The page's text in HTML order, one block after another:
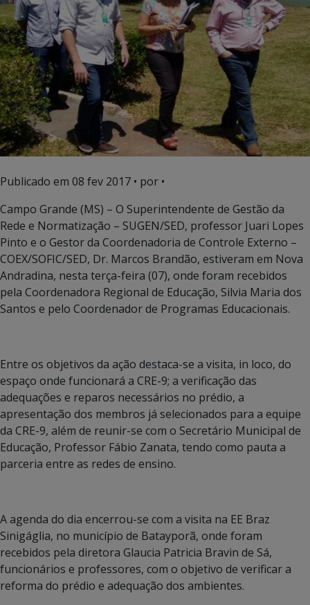
Publicado em 08 fev 2017 • por •
Campo Grande (MS) – O Superintendente de Gestão da
Rede e Normatização – SUGEN/SED, professor Juari Lopes
Pinto e o Gestor da Coordenadoria de Controle Externo –
COEX/SOFIC/SED, Dr. Marcos Brandão, estiveram em Nova
Andradina, nesta terça-feira (07), onde foram recebidos
pela Coordenadora Regional de Educação, Silvia Maria dos
Santos e pelo Coordenador de Programas Educacionais.
Entre os objetivos da ação destaca-se a visita, in loco, do
espaço onde funcionará a CRE-9; a verificação das
adequações e reparos necessários no prédio, a
apresentação dos membros já selecionados para a equipe
da CRE-9, além de reunir-se com o Secretário Municipal de
Educação, Professor Fábio Zanata, tendo como pauta a
parceria entre as redes de ensino.
A agenda do dia encerrou-se com a visita na EE Braz
Sinigáglia, no município de Batayporã, onde foram
recebidos pela diretora Glaucia Patricia Bravin de Sá,
funcionários e professores, com o objetivo de verificar a
reforma do prédio e adequação dos ambientes.